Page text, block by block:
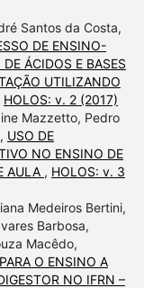
Santos da Costa,
DE ENSINO-
ÁCIDOS E BASES
UTILIZANDO
HOLOS: v. 2 (2017)
Mazzetto, Pedro
USO DE
NO ENSINO DE
AULA , HOLOS: v. 3
Medeiros Bertini,
Barbosa,
Macêdo,
O ENSINO A
NO IFRN –